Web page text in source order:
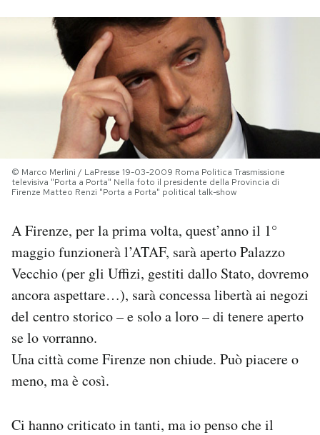
PODCAST
NEWSLETTER
I MIEI PREFERITI
SHOP
CALENDARIO
AREA PERSONALE
Area Personale
Newsletter
Notifiche mobile
Regala il Post
Hai bisogno di aiuto?
© Marco Merlini / LaPresse 19-03-2009 Roma Politica Trasmissione
televisiva "Porta a Porta" Nella foto il presidente della Provincia di
Firenze Matteo Renzi "Porta a Porta" political talk-show
A Firenze, per la prima volta, quest’anno il 1°
maggio funzionerà l’ATAF, sarà aperto Palazzo
Vecchio (per gli Uffizi, gestiti dallo Stato, dovremo
ancora aspettare…), sarà concessa libertà ai negozi
del centro storico – e solo a loro – di tenere aperto
se lo vorranno.
Una città come Firenze non chiude. Può piacere o
meno, ma è così.
Ci hanno criticato in tanti, ma io penso che il